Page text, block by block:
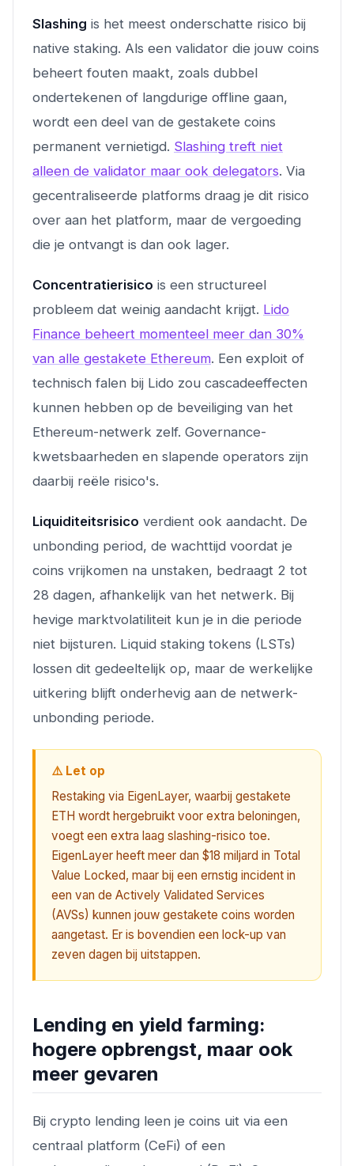
Slashing is het meest onderschatte risico bij
native staking. Als een validator die jouw coins
beheert fouten maakt, zoals dubbel
ondertekenen of langdurige offline gaan,
wordt een deel van de gestakete coins
permanent vernietigd. Slashing treft niet
alleen de validator maar ook delegators. Via
gecentraliseerde platforms draag je dit risico
over aan het platform, maar de vergoeding
die je ontvangt is dan ook lager.
Concentratierisico is een structureel
probleem dat weinig aandacht krijgt. Lido
Finance beheert momenteel meer dan 30%
van alle gestakete Ethereum. Een exploit of
technisch falen bij Lido zou cascadeeffecten
kunnen hebben op de beveiliging van het
Ethereum-netwerk zelf. Governance-
kwetsbaarheden en slapende operators zijn
daarbij reële risico's.
Liquiditeitsrisico verdient ook aandacht. De
unbonding period, de wachttijd voordat je
coins vrijkomen na unstaken, bedraagt 2 tot
28 dagen, afhankelijk van het netwerk. Bij
hevige marktvolatiliteit kun je in die periode
niet bijsturen. Liquid staking tokens (LSTs)
lossen dit gedeeltelijk op, maar de werkelijke
uitkering blijft onderhevig aan de netwerk-
unbonding periode.
⚠️ Let op
Restaking via EigenLayer, waarbij gestakete
ETH wordt hergebruikt voor extra beloningen,
voegt een extra laag slashing-risico toe.
EigenLayer heeft meer dan $18 miljard in Total
Value Locked, maar bij een ernstig incident in
een van de Actively Validated Services
(AVSs) kunnen jouw gestakete coins worden
aangetast. Er is bovendien een lock-up van
zeven dagen bij uitstappen.
Lending en yield farming:
hogere opbrengst, maar ook
meer gevaren
Bij crypto lending leen je coins uit via een
centraal platform (CeFi) of een